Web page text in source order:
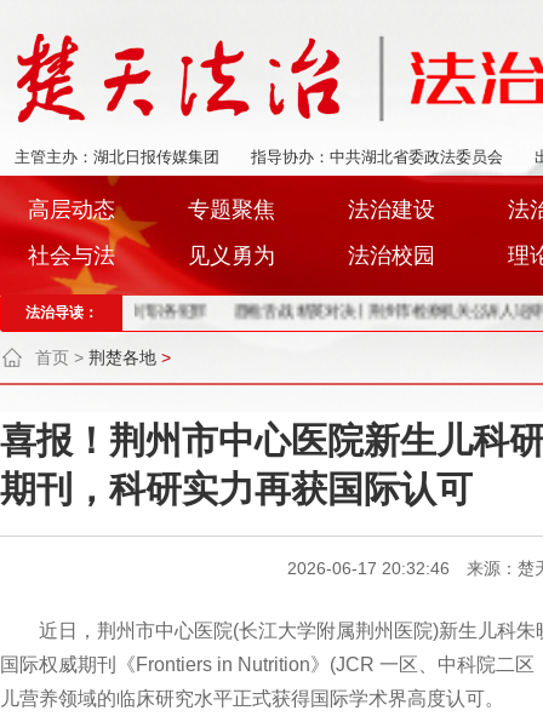
主管主办：湖北日报传媒集团 指导协办：中共湖北省委政法委员会
高层动态 专题聚焦 法治建设
法
社会与法
见义勇为 法治校园 理
法治导读：
庭履职，“亮剑”职务犯罪 唇枪舌战 精英对决丨荆州市检察机关公诉人论辩赛精
首页 > 荆楚各地 >
喜报！荆州市中心医院新生儿科
期刊，科研实力再获国际认可
2026-06-17 20:32:46 来源：楚
近日，荆州市中心医院(长江大学附属荆州医院)新生儿科朱
国际权威期刊《Frontiers in Nutrition》(JCR 一区、中科院二
儿营养领域的临床研究水平正式获得国际学术界高度认可。